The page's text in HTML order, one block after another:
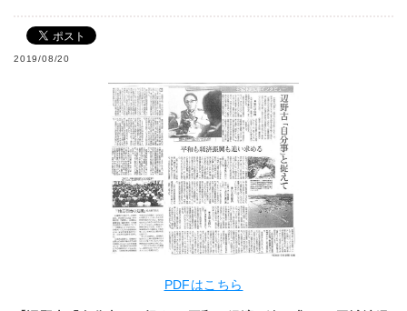
2019/08/20
PDFはこちら